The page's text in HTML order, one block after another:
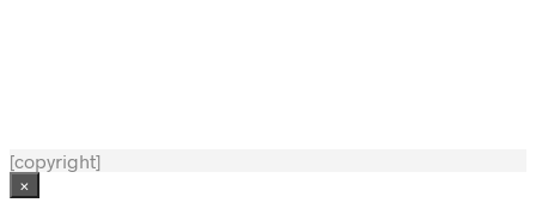
[copyright]
×